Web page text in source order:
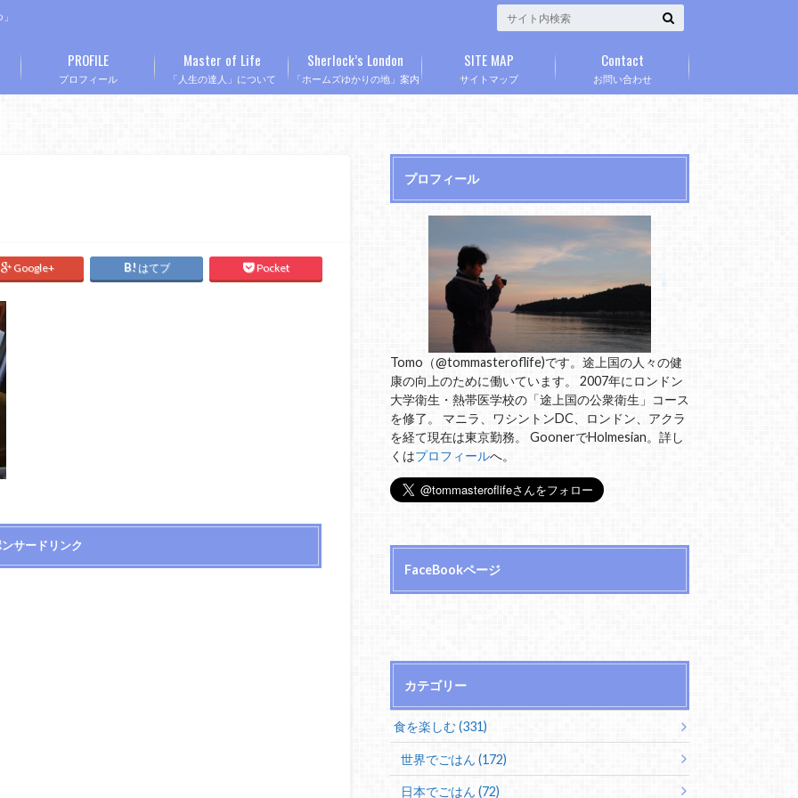
プロフィール
PROFILE
「人生の達人」について
Master of Life
「ホームズゆかりの地」案内
Sherlock’s London
サイトマップ
SITE MAP
お問い合わせ
Contact
Google+ はてブ Pocket
サードリンク
プロフィール
Tomo（@tommasteroflife)です。途上国の人々の健
康の向上のために働いています。 2007年にロンドン
大学衛生・熱帯医学校の「途上国の公衆衛生」コース
を修了。 マニラ、ワシントンDC、ロンドン、アクラ
を経て現在は東京勤務。 GoonerでHolmesian。詳し
くはプロフィールへ。
FaceBookページ
カテゴリー
食を楽しむ (331)
世界でごはん (172)
日本でごはん (72)